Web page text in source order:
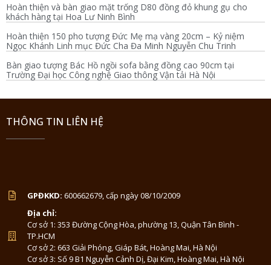
Hoàn thiện và bàn giao mặt trống D80 đồng đỏ khung gụ cho
khách hàng tại Hoa Lư Ninh Bình
Hoàn thiện 150 pho tượng Đức Mẹ mạ vàng 20cm – Kỷ niệm
Ngọc Khánh Linh mục Đức Cha Đa Minh Nguyễn Chu Trinh
Bàn giao tượng Bác Hồ ngồi sofa bằng đồng cao 90cm tại
Trường Đại học Công nghệ Giao thông Vận tải Hà Nội
THÔNG TIN LIÊN HỆ
GPĐKKD: 600662679, cấp ngày 08/10/2009
Địa chỉ:
Cơ sở 1: 353 Đường Cộng Hòa, phường 13, Quận Tân Bình -
TP.HCM
Cơ sở 2: 663 Giải Phóng, Giáp Bát, Hoàng Mai, Hà Nội
Cơ sở 3: Số 9 B1 Nguyễn Cảnh Dị, Đại Kim, Hoàng Mai, Hà Nội